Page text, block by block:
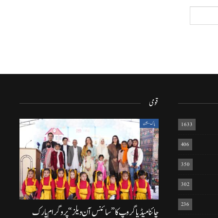
1633
406
350
302
236
قومی
پاک-چین
چائنا میڈیا گروپ کا ”سائنس آن ویلز“ پروگرام پارک